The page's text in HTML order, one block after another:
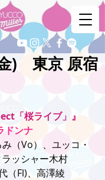
) 東京 原宿
「桜ライブ」』
ドンナ
（Vo）、ユッコ・
ッシャー木村
（Fl)、高澤綾